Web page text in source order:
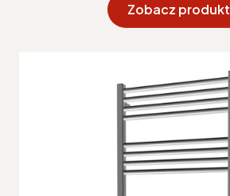
Zobacz produkt